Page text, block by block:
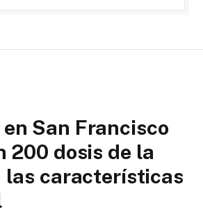
San Francisco
200 dosis de la
las características